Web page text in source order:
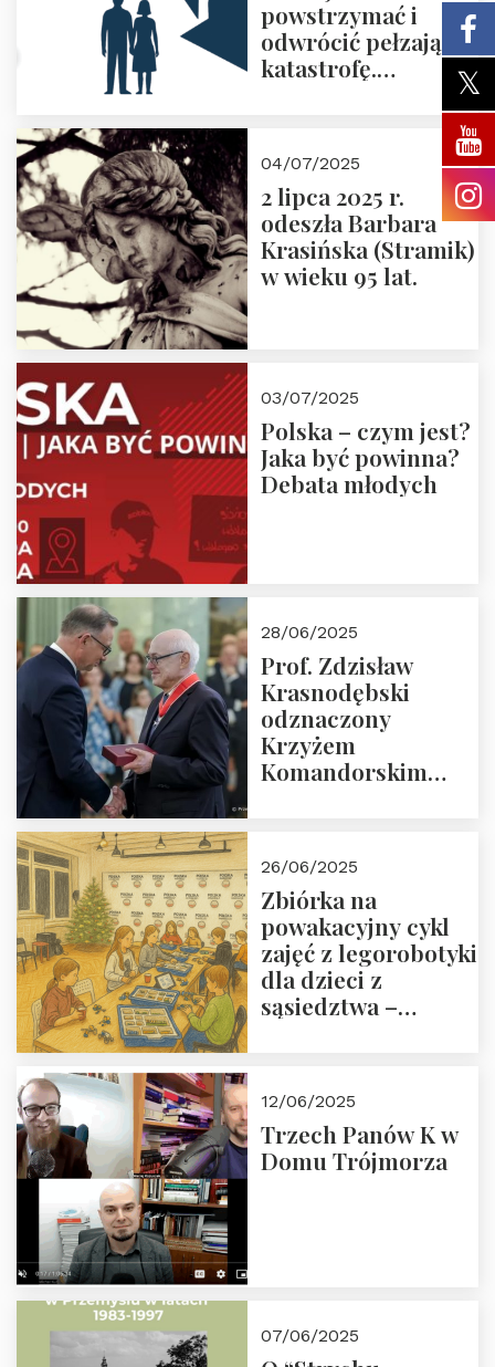
powstrzymać i
odwrócić pełzającą
katastrofę.
pierwsze spotkanie
Nowego
Ćwierćwiecza”
04/07/2025
2 lipca 2025 r.
odeszła Barbara
Krasińska (Stramik)
w wieku 95 lat.
03/07/2025
Polska – czym jest?
Jaka być powinna?
Debata młodych
28/06/2025
Prof. Zdzisław
Krasnodębski
odznaczony
Krzyżem
Komandorskim
26/06/2025
Zbiórka na
powakacyjny cykl
zajęć z legorobotyki
dla dzieci z
sąsiedztwa –
Fundacji
12/06/2025
Trzech Panów K w
Domu Trójmorza
07/06/2025